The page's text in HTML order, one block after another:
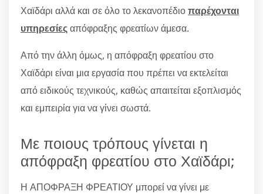
Χαϊδάρι αλλά και σε όλο το λεκανοπέδιοπαρέχονται
υπηρεσίεςαπόφραξης φρεατίων άμεσα.
Από την άλλη όμως, η απόφραξη φρεατίου στο
Χαϊδάρι είναι μια εργασία που πρέπει να εκτελείται
από ειδικούς τεχνικούς, καθώς απαιτείται εξοπλισμός
και εμπειρία για να γίνει σωστά.
Με ποιους τρόπους γίνεται η
απόφραξη φρεατίου στο Χαϊδάρι;
Η ΑΠΟΦΡΑΞΗ ΦΡΕΑΤΙΟΥ μπορεί να γίνει με